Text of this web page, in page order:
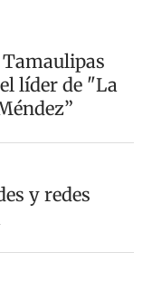
líder de "La
y redes